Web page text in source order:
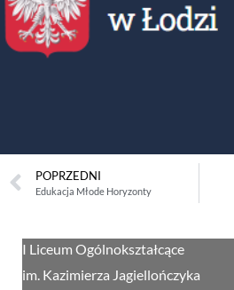
POPRZEDNI
Edukacja Młode Horyzonty
I Liceum Ogólnokształcące
im. Kazimierza Jagiellończyka